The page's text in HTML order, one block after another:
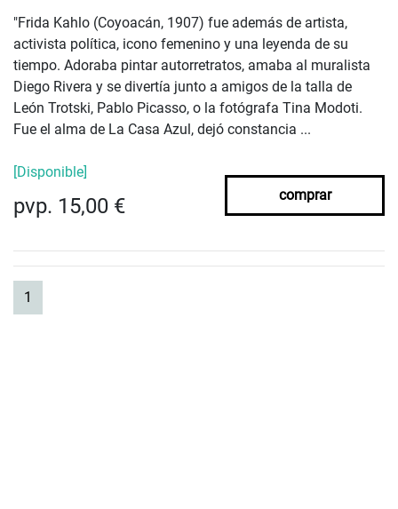
"Frida Kahlo (Coyoacán, 1907) fue además de artista,
activista política, icono femenino y una leyenda de su
tiempo. Adoraba pintar autorretratos, amaba al muralista
Diego Rivera y se divertía junto a amigos de la talla de
León Trotski, Pablo Picasso, o la fotógrafa Tina Modoti.
Fue el alma de La Casa Azul, dejó constancia ...
[Disponible]
pvp. 15,00 € comprar
1